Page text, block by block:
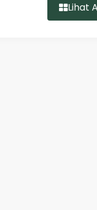
Lihat